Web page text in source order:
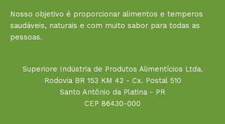
Nosso objetivo é proporcionar alimentos e temperos
saudáveis, naturais e com muito sabor para todas as
pessoas.
Superiore Indústria de Produtos Alimentícios Ltda.
Rodovia BR 153 KM 42 - Cx. Postal 510
Santo Antônio da Platina - PR
CEP 86430-000